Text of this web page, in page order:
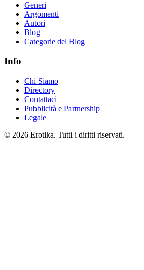
Generi
Argomenti
Autori
Blog
Categorie del Blog
Info
Chi Siamo
Directory
Contattaci
Pubblicità e Partnership
Legale
© 2026 Erotika. Tutti i diritti riservati.